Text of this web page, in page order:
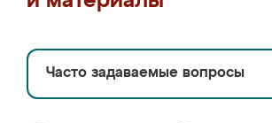
Часто задаваемые вопросы